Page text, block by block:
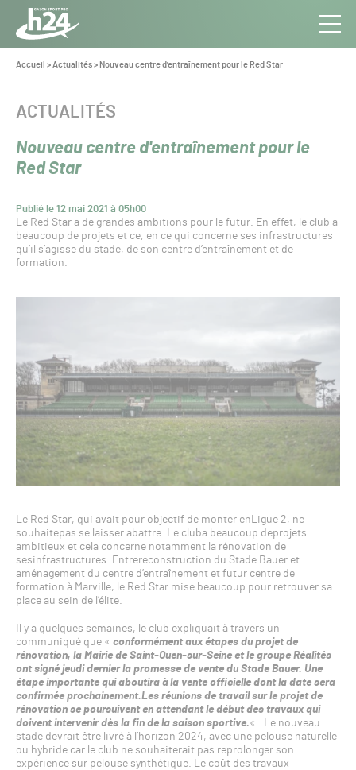
Panneau de gestion des cookies
Aller au contenu
Toute
l’info
Pro
Vous
Accueil >Actualités> Nouveau centre d'entraînement pour le Red Star
Nouveau centre d'entraînement pour le
Red Star
Publié le 12 mai 2021 à 05h00
CATÉGORIE :
ACTUALITÉS
Le Red Star a de grandes ambitions pour le futur. En effet, le club a
beaucoup de projets et ce, en ce qui concerne ses infrastructures
qu’il s’agisse du stade, de son centre d’entraînement et de
formation.
Le Red Star, qui avait pour objectif de monter enLigue 2, ne
souhaitepas se laisser abattre. Le cluba beaucoup deprojets
ambitieux et cela concerne notamment la rénovation de
sesinfrastructures. Entrereconstruction du Stade Bauer et
aménagement du centre d’entraînement et futur centre de
formation à Marville, le Red Star mise beaucoup pour retrouver sa
place au sein de l’élite.
Il y a quelques semaines, le club expliquait à travers un
communiqué que « conformément aux étapes du projet de
rénovation, la Mairie de Saint-Ouen-sur-Seine et le groupe Réalités
ont signé jeudi dernier la promesse de vente du Stade Bauer. Une
étape importante qui aboutira à la vente officielle dont la date sera
confirmée prochainement.Les réunions de travail sur le projet de
rénovation se poursuivent en attendant le début des travaux qui
doivent intervenir dès la fin de la saison sportive.« . Le nouveau
stade devrait être livré à l’horizon 2024, avec une pelouse naturelle
ou hybride car le club ne souhaiterait pas reprolonger son
expérience sur pelouse synthétique. Le coût des travaux